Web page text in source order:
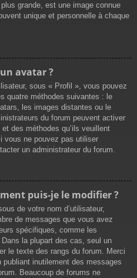
grande, est une image connue
unique et personnelle à chaque
avatar ?
sous « Profil », vous pouvez
quatre méthodes suivantes : le
les images distantes ou le
du forum peuvent activer
des méthodes qu’ils veuillent
vous ne pouvez pas utiliser
un administrateur du forum.
puis-je le modifier ?
de votre nom d’utilisateur,
de messages que vous avez
spécifiques, comme les
la plupart des cas, seul un
le texte des rangs du forum. Merci
inutilement des messages
Beaucoup de forums ne